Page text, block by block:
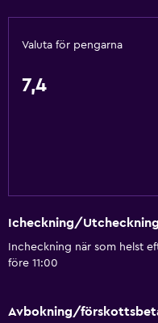
Ljudisolering
Telefon
Affärscentrum
Biluthyrning
Concierge-service
Valuta för pengarna
7,4
Icheckning/Utcheckning
Incheckning när som helst
före 11:00
Avbokning/